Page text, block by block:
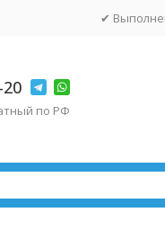
✔
по РФ